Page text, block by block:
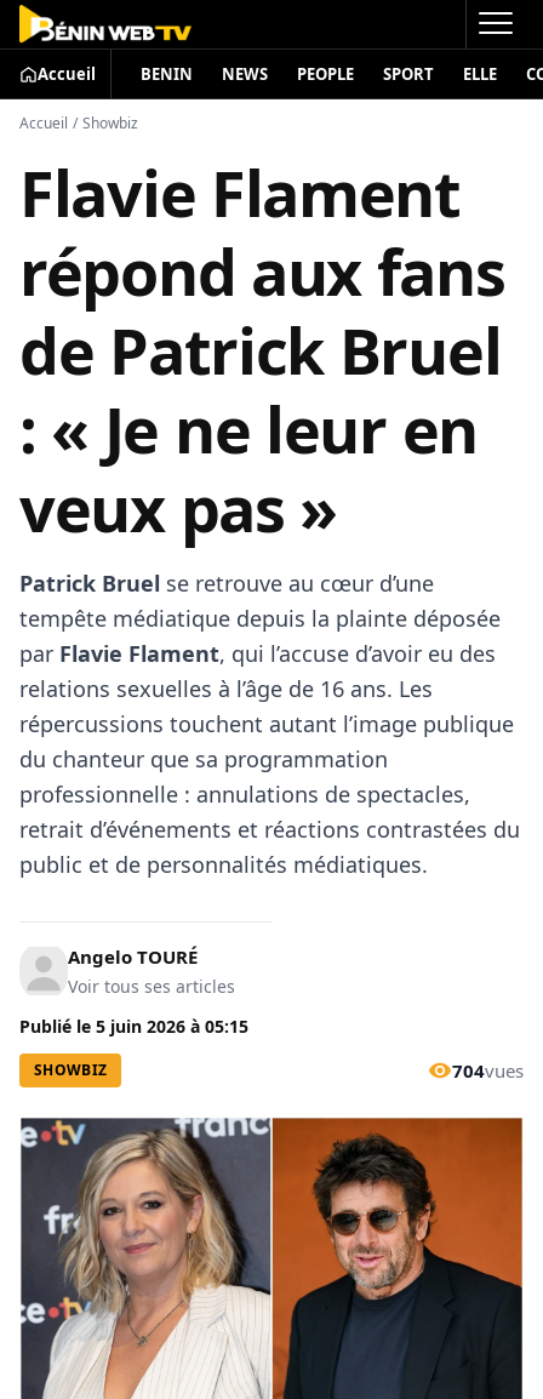
Accueil BENIN NEWS PEOPLE SPORT ELLE
Accueil / Showbiz
Flavie Flament
répond aux fans
de Patrick Bruel
: « Je ne leur en
veux pas »
Patrick Bruel se retrouve au cœur d’une
tempête médiatique depuis la plainte déposée
par Flavie Flament, qui l’accuse d’avoir eu des
relations sexuelles à l’âge de 16 ans. Les
répercussions touchent autant l’image publique
du chanteur que sa programmation
professionnelle : annulations de spectacles,
retrait d’événements et réactions contrastées du
public et de personnalités médiatiques.
Angelo TOURÉ
Voir tous ses articles
Publié le 5 juin 2026 à 05:15
SHOWBIZ 704vues